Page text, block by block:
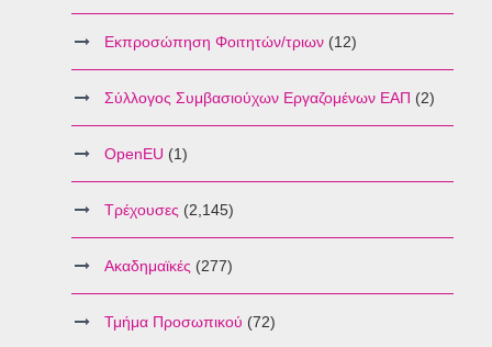
Εκπροσώπηση Φοιτητών/τριων (12)
Σύλλογος Συμβασιούχων Εργαζομένων ΕΑΠ (2)
OpenEU (1)
Τρέχουσες (2,145)
Ακαδημαϊκές (277)
Τμήμα Προσωπικού (72)